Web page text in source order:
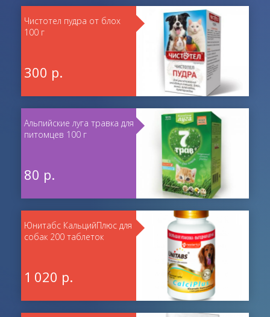
Чистотел пудра от блох
100 г
300 р.
Альпийские луга травка для
питомцев 100 г
80 р.
Юнитабс КальцийПлюс для
собак 200 таблеток
1 020 р.